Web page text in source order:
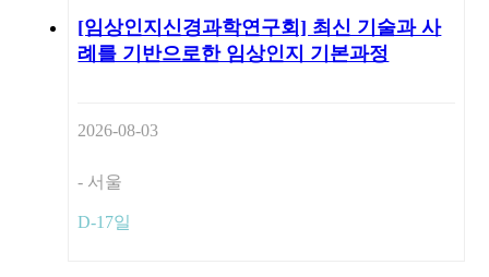
[임상인지신경과학연구회] 최신 기술과 사
례를 기반으로한 임상인지 기본과정
2026-08-03
- 서울
D-17일